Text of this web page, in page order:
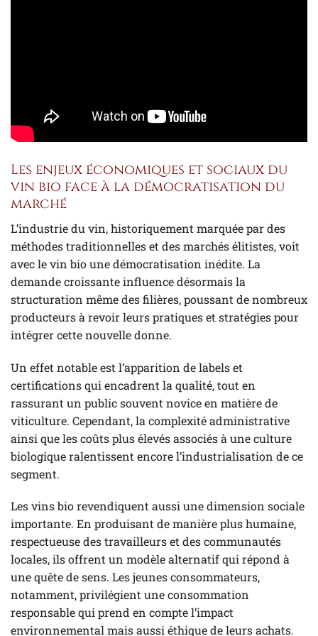
Les enjeux économiques et sociaux du
vin bio face à la démocratisation du
marché
L’industrie du vin, historiquement marquée par des
méthodes traditionnelles et des marchés élitistes, voit
avec le vin bio une démocratisation inédite. La
demande croissante influence désormais la
structuration même des filières, poussant de nombreux
producteurs à revoir leurs pratiques et stratégies pour
intégrer cette nouvelle donne.
Un effet notable est l’apparition de labels et
certifications qui encadrent la qualité, tout en
rassurant un public souvent novice en matière de
viticulture. Cependant, la complexité administrative
ainsi que les coûts plus élevés associés à une culture
biologique ralentissent encore l’industrialisation de ce
segment.
Les vins bio revendiquent aussi une dimension sociale
importante. En produisant de manière plus humaine,
respectueuse des travailleurs et des communautés
locales, ils offrent un modèle alternatif qui répond à
une quête de sens. Les jeunes consommateurs,
notamment, privilégient une consommation
responsable qui prend en compte l’impact
environnemental mais aussi éthique de leurs achats.